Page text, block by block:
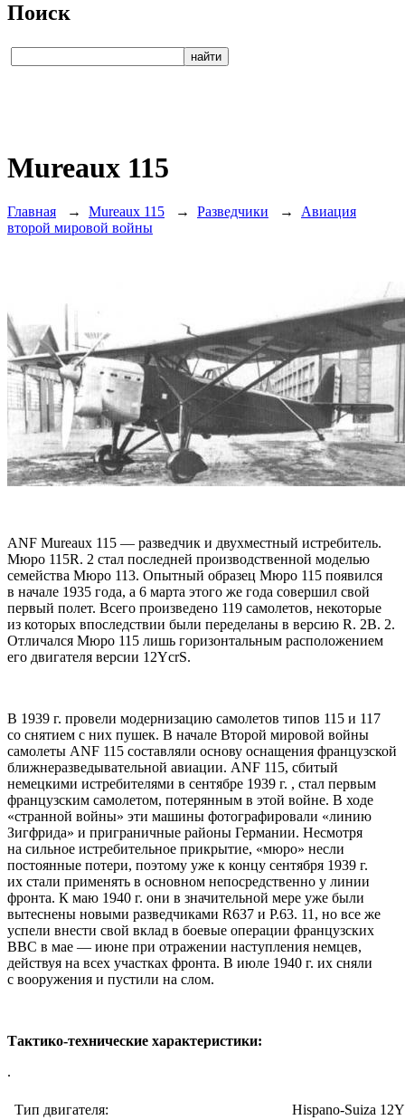
Поиск
Mureaux 115
Главная → Mureaux 115 → Разведчики → Авиация
второй мировой войны
ANF Мureaux 115 — разведчик и двухместный истребитель.
Мюро 115R. 2 стал последней производственной моделью
семейства Мюро 113. Опытный образец Мюро 115 появился
в начале 1935 года, а 6 марта этого же года совершил свой
первый полет. Всего произведено 119 самолетов, некоторые
из которых впоследствии были переделаны в версию R. 2B. 2.
Отличался Мюро 115 лишь горизонтальным расположением
его двигателя версии 12YcrS.
В 1939 г. провели модернизацию самолетов типов 115 и 117
со снятием с них пушек. В начале Второй мировой войны
самолеты ANF 115 составляли основу оснащения французской
ближнеразведывательной авиации. ANF 115, сбитый
немецкими истребителями в сентябре 1939 г. , стал первым
французским самолетом, потерянным в этой войне. В ходе
«странной войны» эти машины фотографировали «линию
Зигфрида» и приграничные районы Германии. Несмотря
на сильное истребительное прикрытие, «мюро» несли
постоянные потери, поэтому уже к концу сентября 1939 г.
их стали применять в основном непосредственно у линии
фронта. К маю 1940 г. они в значительной мере уже были
вытеснены новыми разведчиками R637 и Р.63. 11, но все же
успели внести свой вклад в боевые операции французских
ВВС в мае — июне при отражении наступления немцев,
действуя на всех участках фронта. В июле 1940 г. их сняли
с вооружения и пустили на слом.
Тактико-технические характеристики:
.
Тип двигателя:
Hispano-Suiza